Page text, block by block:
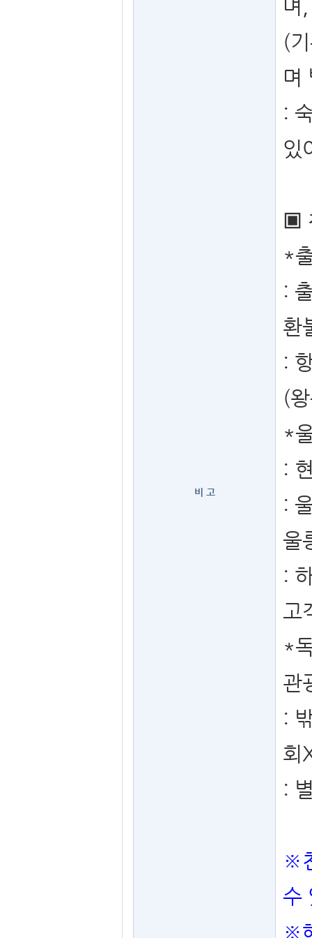
비 고
며
(
며
:
있
▣
*
:
환
:
(
*
:
:
울
:
고
*
관
:
회
:
※
수
※